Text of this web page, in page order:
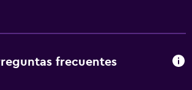
frecuentes